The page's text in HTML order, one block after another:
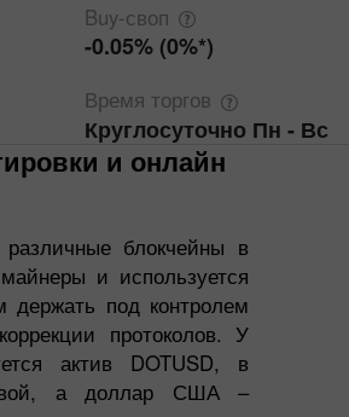
Buy-своп
-0.05% (0%*)
Время торгов
Круглосуточно Пн - Вс
блокчейны в
и используется
держать под контролем
протоколов. У
актив DOTUSD, в
а доллар США –